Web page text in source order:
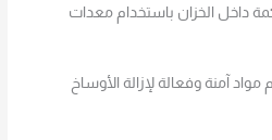
داخل الخزان باستخدام معدات
آمنة وفعالة لإزالة الأوساخ